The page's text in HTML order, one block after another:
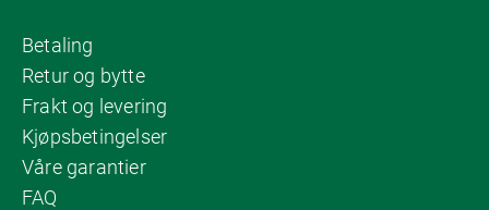
Betaling
Retur og bytte
Frakt og levering
Kjøpsbetingelser
Våre garantier
FAQ